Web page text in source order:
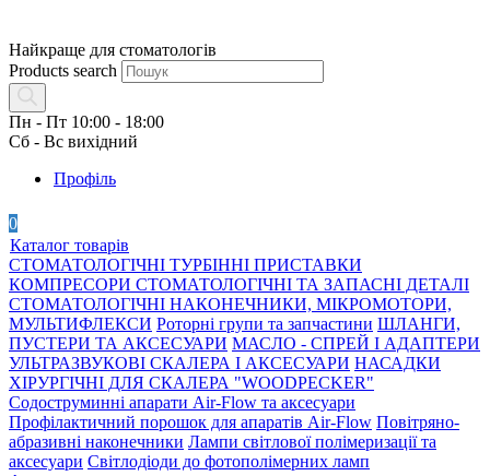
Найкраще для стоматологів
Products search
Пн - Пт 10:00 - 18:00
Сб - Вс вихідний
Профіль
0
Каталог товарів
СТОМАТОЛОГІЧНІ ТУРБІННІ ПРИСТАВКИ
КОМПРЕСОРИ СТОМАТОЛОГІЧНІ ТА ЗАПАСНІ ДЕТАЛІ
СТОМАТОЛОГІЧНІ НАКОНЕЧНИКИ, МІКРОМОТОРИ,
МУЛЬТИФЛЕКСИ Роторні групи та запчастини ШЛАНГИ,
ПУСТЕРИ ТА АКСЕСУАРИ МАСЛО - СПРЕЙ І АДАПТЕРИ
УЛЬТРАЗВУКОВІ СКАЛЕРА І АКСЕСУАРИ НАСАДКИ
ХІРУРГІЧНІ ДЛЯ СКАЛЕРА "WOODPECKER"
Содоструминні апарати Air-Flow та аксесуари
Профілактичний порошок для апаратів Air-Flow Повітряно-
абразивні наконечники Лампи світлової полімеризації та
аксесуари Світлодіоди до фотополімерних ламп